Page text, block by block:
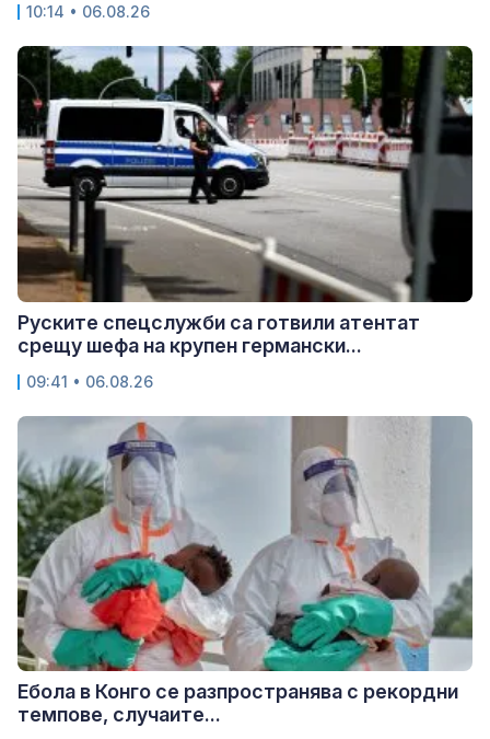
10:14 • 06.08.26
Руските спецслужби са готвили атентат
срещу шефа на крупен германски...
09:41 • 06.08.26
Ебола в Конго се разпространява с рекордни
темпове, случаите...